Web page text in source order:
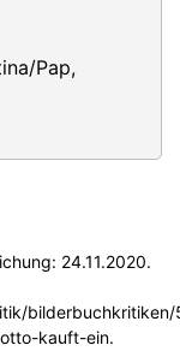
24.11.2020.
kauft-ein.